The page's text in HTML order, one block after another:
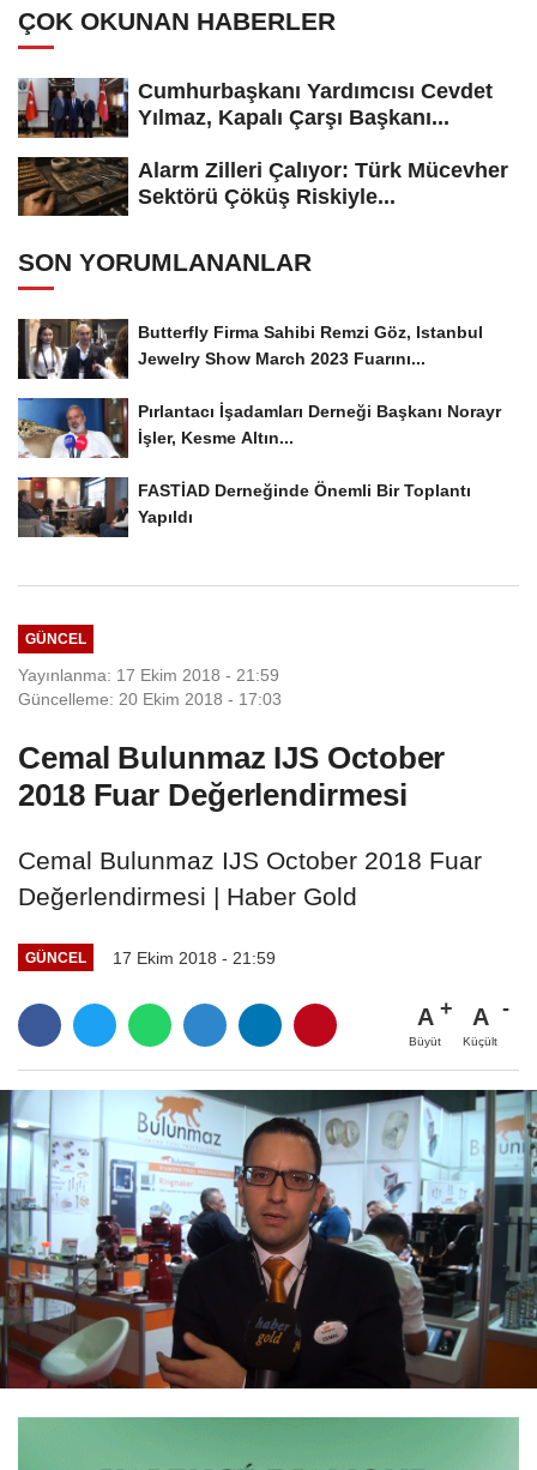
ÇOK OKUNAN HABERLER
Cumhurbaşkanı Yardımcısı Cevdet
Yılmaz, Kapalı Çarşı Başkanı...
Alarm Zilleri Çalıyor: Türk Mücevher
Sektörü Çöküş Riskiyle...
SON YORUMLANANLAR
Butterfly Firma Sahibi Remzi Göz, Istanbul
Jewelry Show March 2023 Fuarını...
Pırlantacı İşadamları Derneği Başkanı Norayr
İşler, Kesme Altın...
FASTİAD Derneğinde Önemli Bir Toplantı
Yapıldı
GÜNCEL
Yayınlanma: 17 Ekim 2018 - 21:59
Güncelleme: 20 Ekim 2018 - 17:03
Cemal Bulunmaz IJS October
2018 Fuar Değerlendirmesi
Cemal Bulunmaz IJS October 2018 Fuar
Değerlendirmesi | Haber Gold
GÜNCEL 17 Ekim 2018 - 21:59
A
Büyüt
A
Küçült